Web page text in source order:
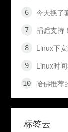
今天换了
捐赠支持！
Linux下
Linux时
哈佛推荐
标签云